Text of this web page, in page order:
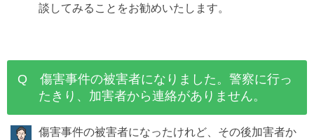
談してみることをお勧めいたします。
Q 傷害事件の被害者になりました。警察に行っ
たきり、加害者から連絡がありません。
傷害事件の被害者になったけれど、その後加害者か